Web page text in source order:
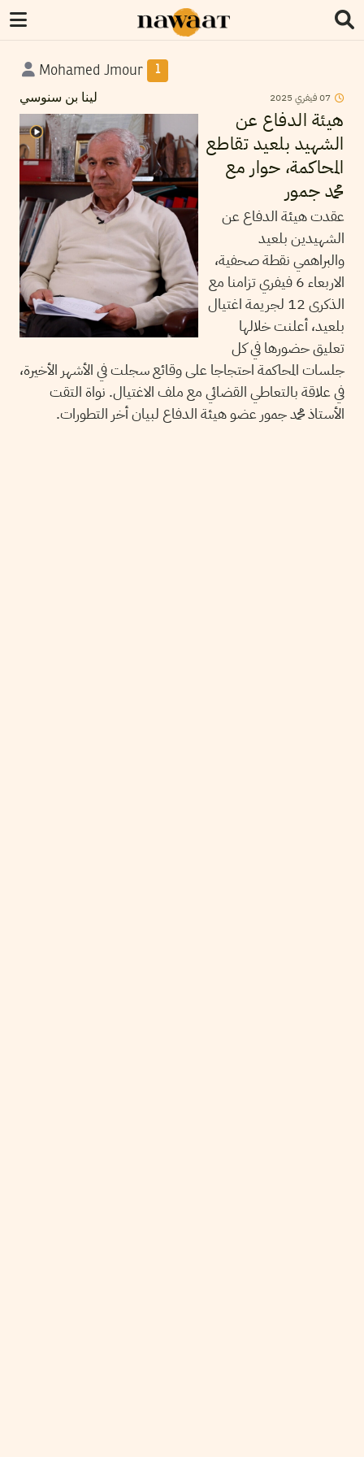
Mohamed Jmour 1
لينا بن سنوسي 07فيفري 2025
هيئة الدفاع عن
الشهيد بلعيد تقاطع
المحاكمة، حوار مع
محمد جمور
عقدت هيئة الدفاع عن
الشهيدين بلعيد
والبراهمي نقطة صحفية،
الاربعاء 6 فيفري تزامنا مع
الذكرى 12 لجريمة اغتيال
بلعيد، أعلنت خلالها
تعليق حضورها في كل
جلسات المحاكمة احتجاجا على وقائع سجلت في الأشهر الأخيرة،
في علاقة بالتعاطي القضائي مع ملف الاغتيال. نواة التقت
الأستاذ محمد جمور عضو هيئة الدفاع لبيان أخر التطورات.